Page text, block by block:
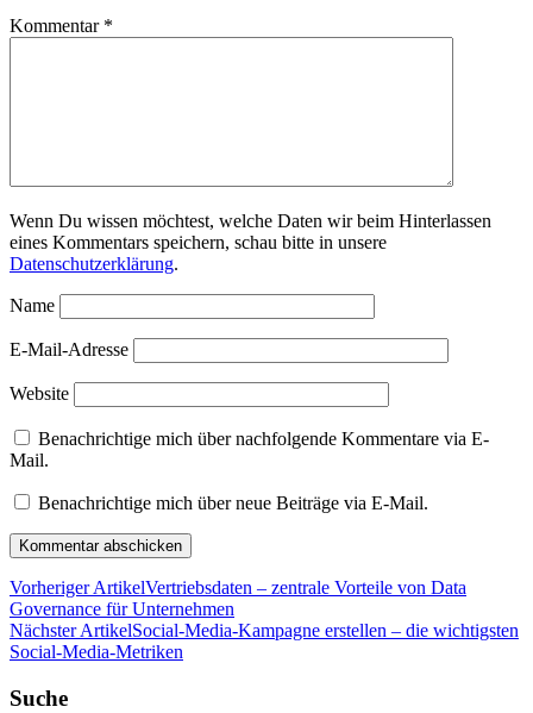
Kommentar *
Wenn Du wissen möchtest, welche Daten wir beim Hinterlassen
eines Kommentars speichern, schau bitte in unsere
Datenschutzerklärung.
Name
E-Mail-Adresse
Website
Benachrichtige mich über nachfolgende Kommentare via E-
Mail.
Benachrichtige mich über neue Beiträge via E-Mail.
Vorheriger ArtikelVertriebsdaten – zentrale Vorteile von Data
Governance für Unternehmen
Nächster ArtikelSocial-Media-Kampagne erstellen – die wichtigsten
Social-Media-Metriken
Suche